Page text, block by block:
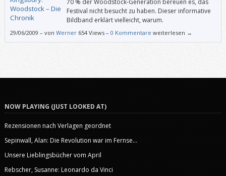
Festival nicht besucht zu haben. Dieser informative
Bildband erklärt vielleicht, warum.
29/06/2009 – von Werner 654 Views – 0 Kommentare weiterlesen →
NOW PLAYING (JUST LOOKED AT)
Rezensionen nach Verlagen geordnet
Sepinwall, Alan: Die Revolution war im Fernse...
Unsere Lieblingsbücher vom April
Rebscher, Susanne: Leonardo da Vinci